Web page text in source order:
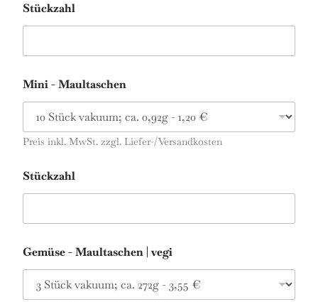
Stückzahl
Mini - Maultaschen
Preis inkl. MwSt. zzgl. Liefer-/Versandkosten
Stückzahl
Gemüse - Maultaschen | vegi